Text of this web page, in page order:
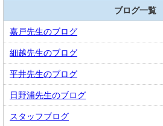
ブログ一覧
嘉戸先生のブログ
細越先生のブログ
平井先生のブログ
日野浦先生のブログ
スタッフブログ